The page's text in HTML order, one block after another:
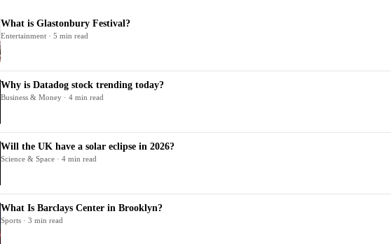
What is Glastonbury Festival?
Entertainment · 5 min read
Why is Datadog stock trending today?
Business & Money · 4 min read
Will the UK have a solar eclipse in 2026?
Science & Space · 4 min read
What Is Barclays Center in Brooklyn?
Sports · 3 min read